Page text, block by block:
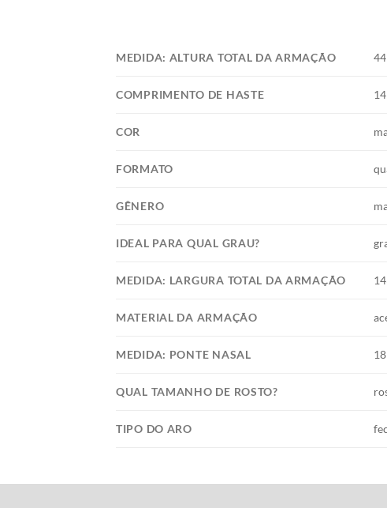
MEDIDA: ALTURA TOTAL DA ARMAÇÃO
COMPRIMENTO DE HASTE
COR
FORMATO
GÊNERO
IDEAL PARA QUAL GRAU?
MEDIDA: LARGURA TOTAL DA ARMAÇÃO
MATERIAL DA ARMAÇÃO
MEDIDA: PONTE NASAL
QUAL TAMANHO DE ROSTO?
TIPO DO ARO